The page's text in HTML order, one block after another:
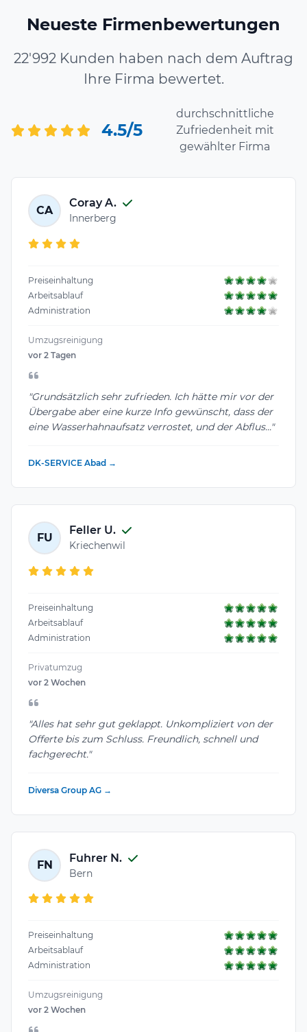
Neueste Firmenbewertungen
22'992 Kunden haben nach dem Auftrag
Ihre Firma bewertet.
4.5/5
durchschnittliche
Zufriedenheit mit
gewählter Firma
CA
Coray A.
Innerberg
Preiseinhaltung
Arbeitsablauf
Administration
Umzugsreinigung
vor 2 Tagen
"Grundsätzlich sehr zufrieden. Ich hätte mir vor der
Übergabe aber eine kurze Info gewünscht, dass der
eine Wasserhahnaufsatz verrostet, und der Abflus..."
DK-SERVICE Abad →
FU
Feller U.
Kriechenwil
Preiseinhaltung
Arbeitsablauf
Administration
Privatumzug
vor 2 Wochen
"Alles hat sehr gut geklappt. Unkompliziert von der
Offerte bis zum Schluss. Freundlich, schnell und
fachgerecht."
Diversa Group AG →
FN
Fuhrer N.
Bern
Preiseinhaltung
Arbeitsablauf
Administration
Umzugsreinigung
vor 2 Wochen